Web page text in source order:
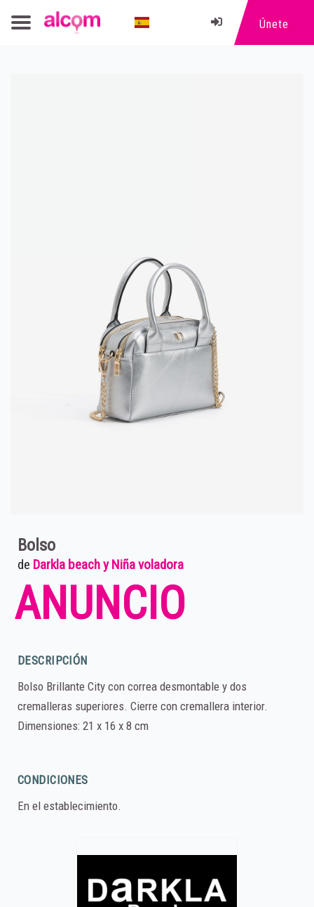
Únete
Bolso
de Darkla beach y Niña voladora
ANUNCIO
DESCRIPCIÓN
Bolso Brillante City con correa desmontable y dos
cremalleras superiores. Cierre con cremallera interior.
Dimensiones: 21 x 16 x 8 cm
CONDICIONES
En el establecimiento.